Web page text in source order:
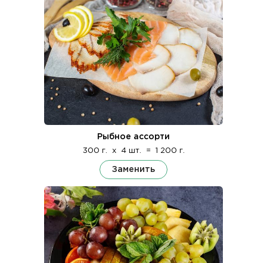
Рыбное ассорти
300 г. x 4 шт. = 1 200 г.
Заменить